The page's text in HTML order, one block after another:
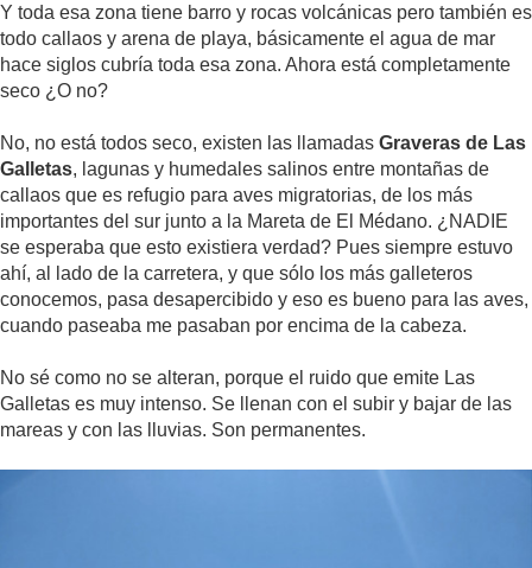
Y toda esa zona tiene barro y rocas volcánicas pero también es
todo callaos y arena de playa, básicamente el agua de mar
hace siglos cubría toda esa zona. Ahora está completamente
seco ¿O no?
No, no está todos seco, existen las llamadas Graveras de Las
Galletas, lagunas y humedales salinos entre montañas de
callaos que es refugio para aves migratorias, de los más
importantes del sur junto a la Mareta de El Médano. ¿NADIE
se esperaba que esto existiera verdad? Pues siempre estuvo
ahí, al lado de la carretera, y que sólo los más galleteros
conocemos, pasa desapercibido y eso es bueno para las aves,
cuando paseaba me pasaban por encima de la cabeza.
No sé como no se alteran, porque el ruido que emite Las
Galletas es muy intenso. Se llenan con el subir y bajar de las
mareas y con las lluvias. Son permanentes.